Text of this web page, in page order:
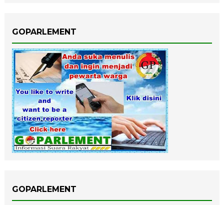
GOPARLEMENT
GOPARLEMENT